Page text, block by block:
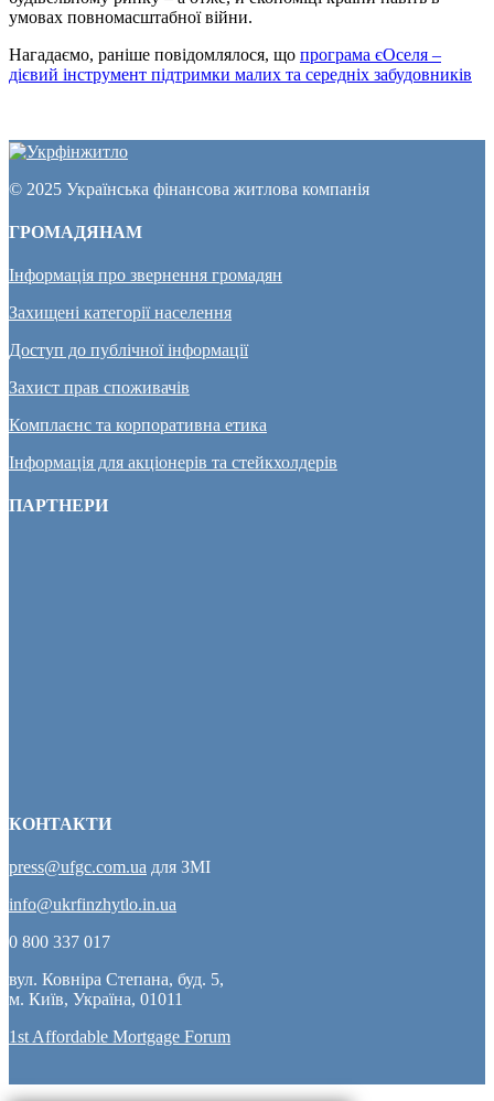
умовах повномасштабної війни.
Нагадаємо, раніше повідомлялося, що програма єОселя –
дієвий інструмент підтримки малих та середніх забудовників
© 2025 Українська фінансова житлова компанія
ГРОМАДЯНАМ
Інформація про звернення громадян
Захищені категорії населення
Доступ до публічної інформації
Захист прав споживачів
Комплаєнс та корпоративна етика
Інформація для акціонерів та стейкхолдерів
ПАРТНЕРИ
КОНТАКТИ
press@ufgc.com.ua для ЗМІ
info@ukrfinzhytlo.in.ua
0 800 337 017
вул. Ковніра Степана, буд. 5,
м. Київ, Україна, 01011
1st Affordable Mortgage Forum